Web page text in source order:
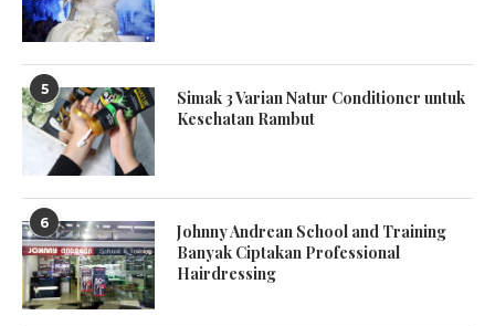
5
Simak 3 Varian Natur Conditioner untuk
Kesehatan Rambut
6
Johnny Andrean School and Training
Banyak Ciptakan Professional
Hairdressing